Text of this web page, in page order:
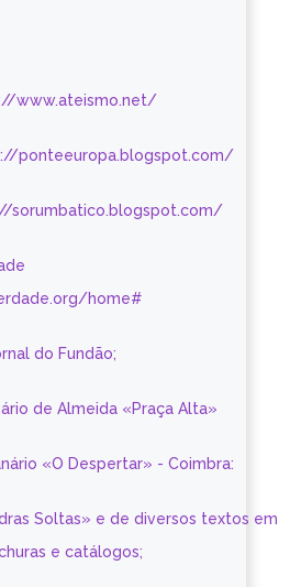
www.ateismo.net/
ponteeuropa.blogspot.com/
sorumbatico.blogspot.com/
home#
do Fundão;
de Almeida «Praça Alta»
«O Despertar» - Coimbra:
Soltas» e de diversos textos em
e catálogos;